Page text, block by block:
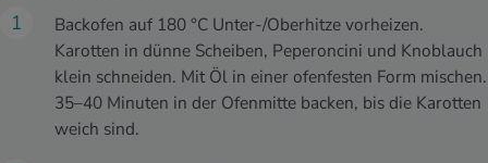
Backofen auf 180 °C Unter-/Oberhitze vorheizen.
Karotten in dünne Scheiben, Peperoncini und Knoblauch
klein schneiden. Mit Öl in einer ofenfesten Form mischen.
35–40 Minuten in der Ofenmitte backen, bis die Karotten
weich sind.